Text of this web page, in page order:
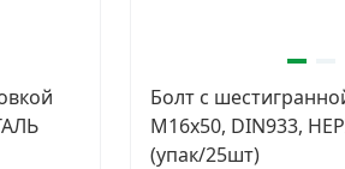
Болт с
M16х50, DIN933,
(упак/25шт)